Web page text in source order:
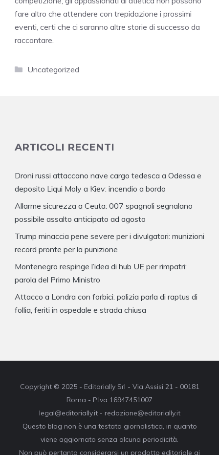
fare altro che attendere con trepidazione i prossimi
eventi, certi che ci saranno altre storie di successo da
raccontare.
Categorie
Uncategorized
ARTICOLI RECENTI
Droni russi attaccano nave cargo tedesca a Odessa e
deposito Liqui Moly a Kiev: incendio a bordo
Allarme sicurezza a Ceuta: 007 spagnoli segnalano
possibile assalto anticipato ad agosto
Trump minaccia pene severe per i divulgatori: munizioni
record pronte per la punizione
Montenegro respinge l’idea di hub UE per rimpatri:
parola del Primo Ministro
Attacco a Londra con forbici: polizia parla di raptus di
follia, feriti in ospedale e strada chiusa
Copyright © 2025 - Editorially Srl - Via Assisi 21 - 00181
Roma - P.Iva 16947451007
legal@editorially.it - redazione@editorially.it
Questo blog non è una testata giornalistica, in quanto
viene aggiornato senza alcuna periodicità.
Non può pertanto considerarsi un prodotto editoriale ai